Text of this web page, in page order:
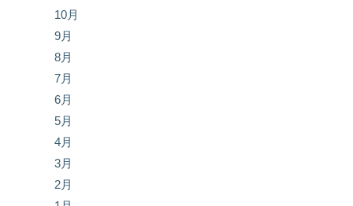
10月
9月
8月
7月
6月
5月
4月
3月
2月